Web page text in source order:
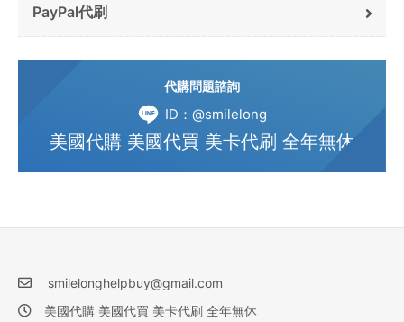
PayPal代刷
代購問題諮詢
ID：@smilelong
美國代購 美國代買 美卡代刷 全年無休
smilelonghelpbuy@gmail.com
美國代購 美國代買 美卡代刷 全年無休